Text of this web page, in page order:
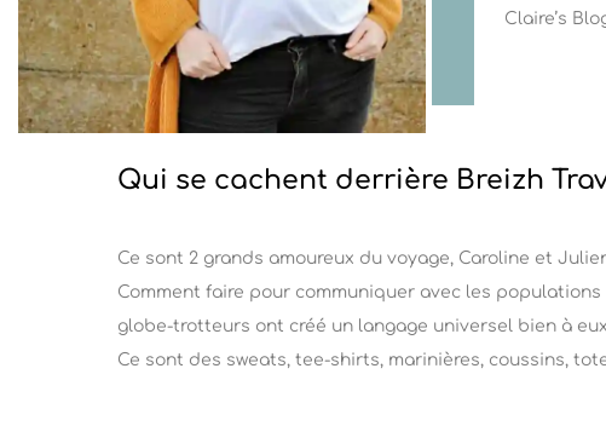
Claire’s
Qui se cachent derrière Breizh
Ce sont 2 grands amoureux du voyage, Caroline et
Comment faire pour communiquer avec les
globe-trotteurs ont créé un langage universel bien à
Ce sont des sweats, tee-shirts, marinières, coussins,